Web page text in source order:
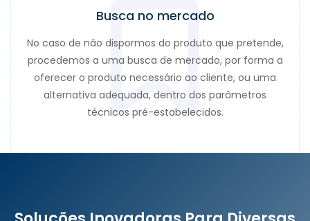
Busca no mercado
No caso de não dispormos do produto que pretende,
procedemos a uma busca de mercado, por forma a
oferecer o produto necessário ao cliente, ou uma
alternativa adequada, dentro dos parâmetros
técnicos pré-estabelecidos.